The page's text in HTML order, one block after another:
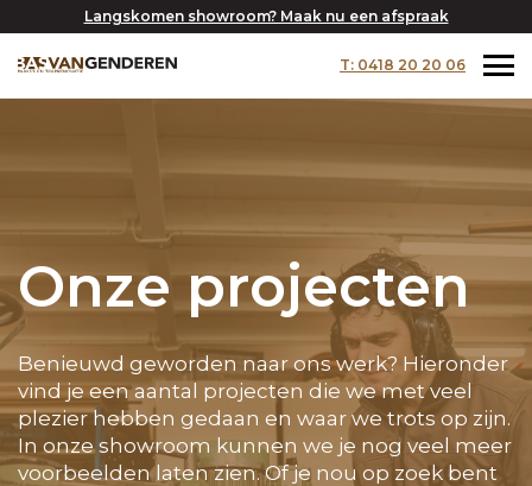
Langskomen showroom? Maak nu een afspraak
T: 0418 20 20 06
Onze projecten
Benieuwd geworden naar ons werk? Hieronder
vind je een aantal projecten die we met veel
plezier hebben gedaan en waar we trots op zijn.
In onze showroom kunnen we je nog veel meer
voorbeelden laten zien. Of je nou op zoek bent